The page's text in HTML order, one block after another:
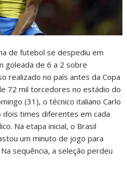
de futebol se despediu em
goleada de 6 a 2 sobre
realizado no país antes da Copa
72 mil torcedores no estádio do
(31), o técnico italiano Carlo
dois times diferentes em cada
Na etapa inicial, o Brasil
um minuto de jogo para
sequência, a seleção perdeu